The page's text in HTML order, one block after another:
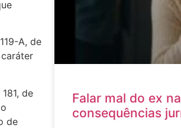
A, de
de
de
Falar mal do ex
consequências